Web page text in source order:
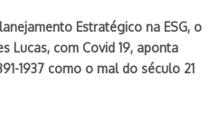
Estratégico na ESG, o
Lucas, com Covid 19, aponta
1937 como o mal do século 21